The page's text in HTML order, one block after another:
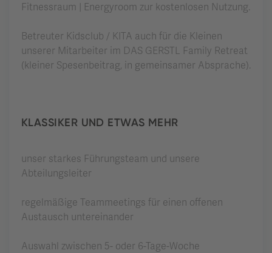
Fitnessraum | Energyroom zur kostenlosen Nutzung.
Betreuter Kidsclub / KITA auch für die Kleinen
unserer Mitarbeiter im DAS GERSTL Family Retreat
(kleiner Spesenbeitrag, in gemeinsamer Absprache).
KLASSIKER UND ETWAS MEHR
unser starkes Führungsteam und unsere
Abteilungsleiter
regelmäßige Teammeetings für einen offenen
Austausch untereinander
Auswahl zwischen 5- oder 6-Tage-Woche